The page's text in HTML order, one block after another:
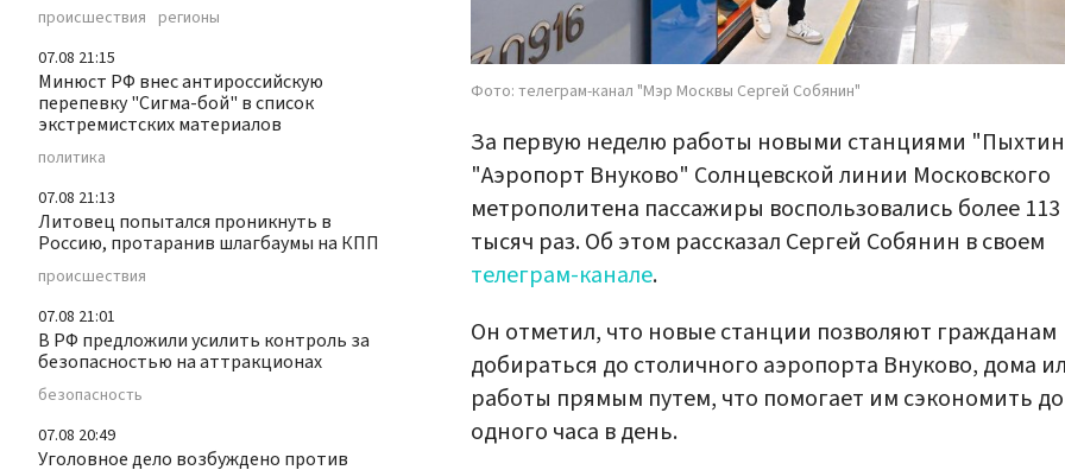
происшествия регионы
07.08 21:15
Минюст РФ внес антироссийскую
перепевку "Сигма-бой" в список
экстремистских материалов
политика
07.08 21:13
Литовец попытался проникнуть в
Россию, протаранив шлагбаумы на КПП
происшествия
07.08 21:01
В РФ предложили усилить контроль за
безопасностью на аттракционах
безопасность
07.08 20:49
Уголовное дело возбуждено против
Фото: телеграм-канал "Мэр Москвы Сергей Собянин"
За первую неделю работы новыми станциями
"Аэропорт Внуково" Солнцевской линии Московского
метрополитена пассажиры воспользовались более 113
тысяч раз. Об этом рассказал Сергей Собянин в своем
телеграм-канале.
Он отметил, что новые станции позволяют гражданам
добираться до столичного аэропорта Внуково, дома
работы прямым путем, что помогает им сэкономить до
одного часа в день.